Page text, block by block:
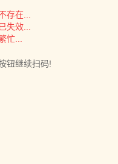
存在...
失效...
忙...
钮继续扫码!